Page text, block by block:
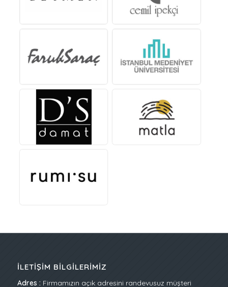
İLETIŞIM BILGILERIMIZ
Adres : Firmamızın açık adresini randevusuz müşteri